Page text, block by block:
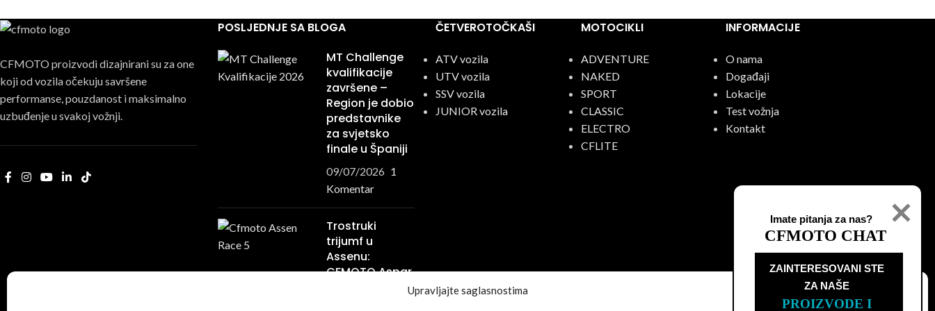
Upravljajte saglasnostima
CFMOTO proizvodi dizajnirani su za one
koji od vozila očekuju savršene
performanse, pouzdanost i maksimalno
uzbuđenje u svakoj vožnji.
POSLJEDNJE SA BLOGA
MT Challenge
kvalifikacije
završene –
Region je dobio
predstavnike
za svjetsko
finale u Španiji
09/07/2026 1
Komentar
Trostruki
trijumf u
Assenu:
CFMOTO Aspar
ČETVEROTOČKAŠI
ATV vozila
UTV vozila
SSV vozila
JUNIOR vozila
MOTOCIKLI
ADVENTURE
NAKED
SPORT
CLASSIC
ELECTRO
CFLITE
INFORMACIJE
O nama
Događaji
Lokacije
Test vožnja
Kontakt
Imate pitanja za nas?
CFMOTO CHAT
ZAINTERESOVANI STE
ZA NAŠE
PROIZVODE I